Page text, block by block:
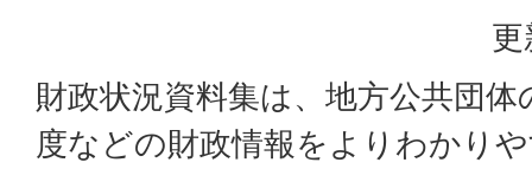
財政状況資料集は、地方公共団
度などの財政情報をよりわかり